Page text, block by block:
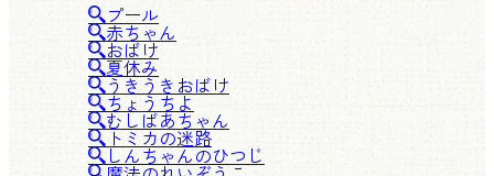
プール
赤ちゃん
おばけ
夏休み
うきうきおばけ
ちょうちよ
むしばあちゃん
トミカの迷路
しんちゃんのひつじ